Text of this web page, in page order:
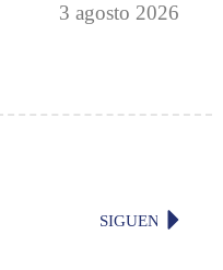
3 agosto 2026
«Ananké» (Aurora Estrada y Ayala)
SIGUENTE«Soy»